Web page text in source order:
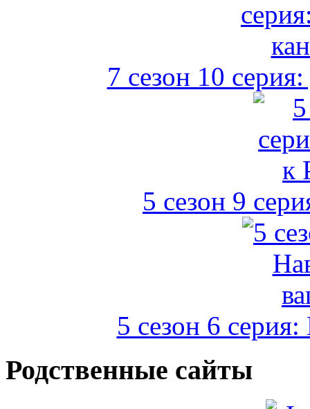
7 сезон 10
5 сезон 9
5 сезон 6
Родственные сайты